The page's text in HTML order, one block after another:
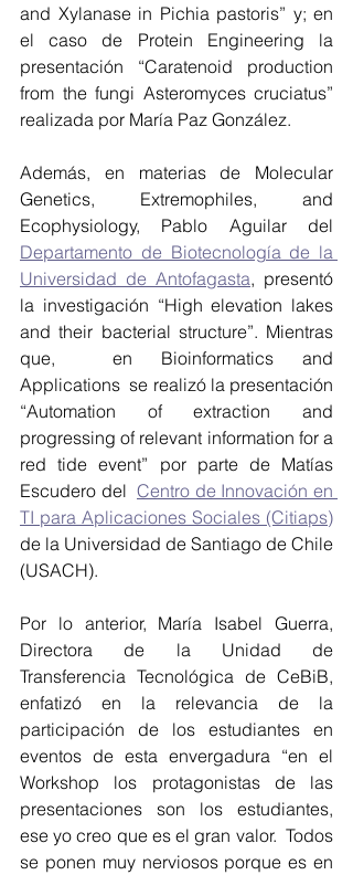
and Xylanase in Pichia pastoris” y; en
el caso de Protein Engineering la
presentación “Caratenoid production
from the fungi Asteromyces cruciatus”
realizada por María Paz González.
Además, en materias de Molecular
Genetics, Extremophiles, and
Departamento de Biotecnología de la
Universidad de Antofagasta, presentó
la investigación “High elevation lakes
and their bacterial structure”. Mientras
que,  en Bioinformatics and
Applications  se realizó la presentación
“Automation of extraction and
progressing of relevant information for a
red tide event” por parte de Matías
Escudero del Centro de Innovación en
TI para Aplicaciones Sociales (Citiaps)
de la Universidad de Santiago de Chile
(USACH).
Por lo anterior, María Isabel Guerra,
Directora de la Unidad de
Transferencia Tecnológica de CeBiB,
enfatizó en la relevancia de la
participación de los estudiantes en
eventos de esta envergadura “en el
Workshop los protagonistas de las
presentaciones son los estudiantes,
ese yo creo que es el gran valor.  Todos
se ponen muy nerviosos porque es en